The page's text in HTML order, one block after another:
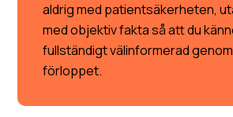
aldrig med patientsäkerheten,
med objektiv fakta så att du
fullständigt välinformerad
förloppet.